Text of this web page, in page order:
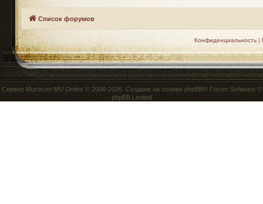
Список форумов
Конфиденциальность|
Сервер Murdrum MU Online© 2006-2026. Создано на основе phpBB® Forum Software ©
phpBB Limited